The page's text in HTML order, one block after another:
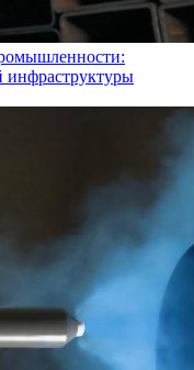
инфраструктуры